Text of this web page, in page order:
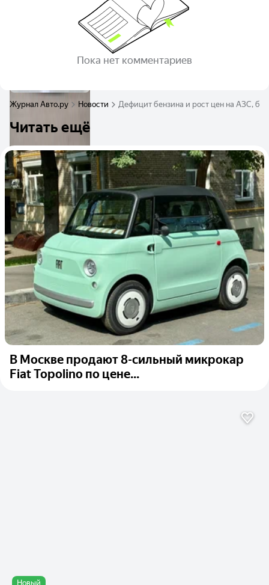
Пока нет комментариев
Журнал Авто.ру Новости Дефицит бензина и рост цен на АЗС,
Читать ещё
В Москве продают 8-сильный микрокар
Fiat Topolino по цене...
Новый